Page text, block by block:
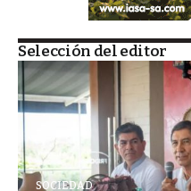
Selección del editor
SOCIEDAD